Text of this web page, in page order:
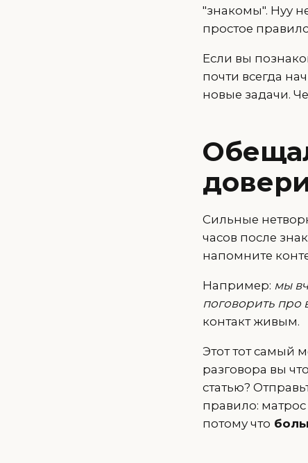
"знакомы". Нуу
простое
Если вы
почти всегда
новые задачи.
Cильные
часов после
напомните
Например: мы
поговорить про
контакт живым.
Этот тот самый
разговора вы
статью?
правило: матрос
потому что